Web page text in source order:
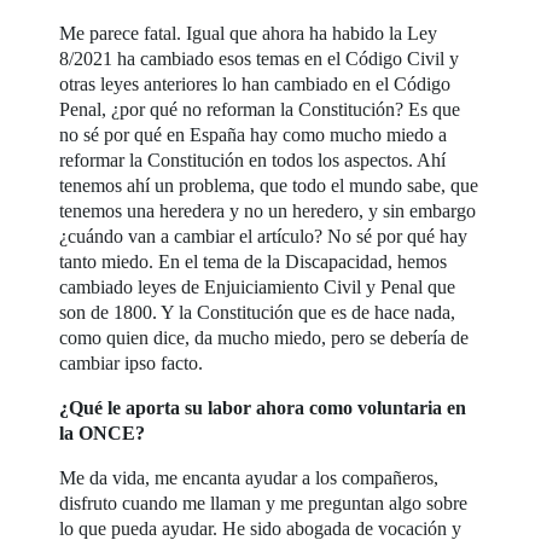
Me parece fatal. Igual que ahora ha habido la Ley
8/2021 ha cambiado esos temas en el Código Civil y
otras leyes anteriores lo han cambiado en el Código
Penal, ¿por qué no reforman la Constitución? Es que
no sé por qué en España hay como mucho miedo a
reformar la Constitución en todos los aspectos. Ahí
tenemos ahí un problema, que todo el mundo sabe, que
tenemos una heredera y no un heredero, y sin embargo
¿cuándo van a cambiar el artículo? No sé por qué hay
tanto miedo. En el tema de la Discapacidad, hemos
cambiado leyes de Enjuiciamiento Civil y Penal que
son de 1800. Y la Constitución que es de hace nada,
como quien dice, da mucho miedo, pero se debería de
cambiar ipso facto.
¿Qué le aporta su labor ahora como voluntaria en
la ONCE?
Me da vida, me encanta ayudar a los compañeros,
disfruto cuando me llaman y me preguntan algo sobre
lo que pueda ayudar. He sido abogada de vocación y